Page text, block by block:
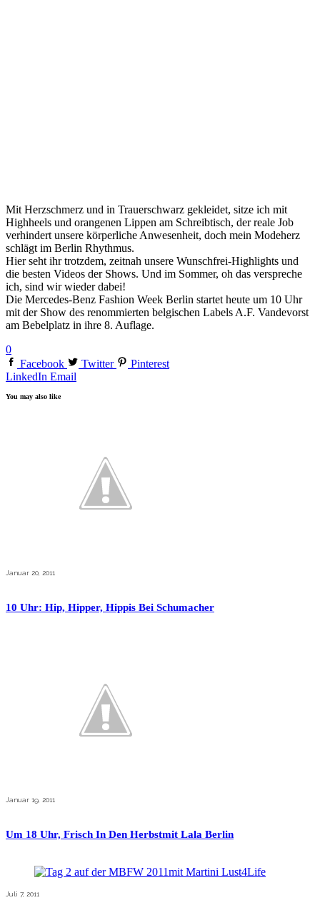
Mit Herzschmerz und in Trauerschwarz gekleidet, sitze ich mit
Highheels und orangenen Lippen am Schreibtisch, der reale Job
verhindert unsere körperliche Anwesenheit, doch mein Modeherz
schlägt im Berlin Rhythmus.
Hier seht ihr trotzdem, zeitnah unsere Wunschfrei-Highlights und
die besten Videos der Shows. Und im Sommer, oh das verspreche
ich, sind wir wieder dabei!
Die Mercedes-Benz Fashion Week Berlin startet heute um 10 Uhr
mit der Show des renommierten belgischen Labels A.F. Vandevorst
am Bebelplatz in ihre 8. Auflage.
0
Facebook
Twitter
Pinterest
LinkedIn Email
You may also like
Januar 20, 2011
10 Uhr: Hip, Hipper, Hippis Bei Schumacher
Januar 19, 2011
Um 18 Uhr, Frisch In Den Herbstmit Lala Berlin
Juli 7, 2011